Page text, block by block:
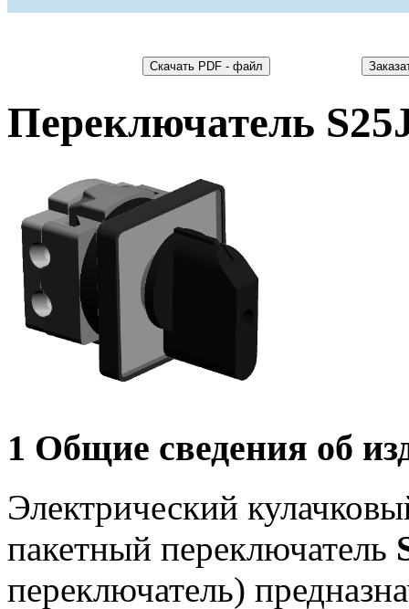
Переключатель
1 Общие сведения об
Электрический
пакетный переключатель
переключатель)